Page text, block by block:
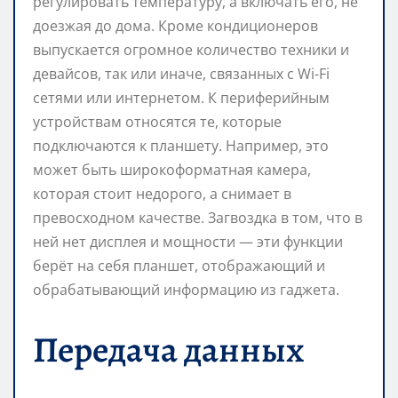
доезжая до дома. Кроме кондиционеров
выпускается огромное количество техники и
девайсов, так или иначе, связанных с Wi-Fi
сетями или интернетом. К периферийным
устройствам относятся те, которые
подключаются к планшету. Например, это
может быть широкоформатная камера,
которая стоит недорого, а снимает в
превосходном качестве. Загвоздка в том, что в
ней нет дисплея и мощности — эти функции
берёт на себя планшет, отображающий и
обрабатывающий информацию из гаджета.
Передача данных